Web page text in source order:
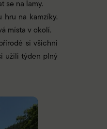
se na lamy.
na kamzíky.
místa v okolí.
si všichni
užili týden plný